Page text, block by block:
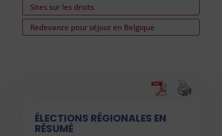
Sites sur les droits
Redevance pour séjour en Belgique
ÉLECTIONS RÉGIONALES EN
RÉSUMÉ